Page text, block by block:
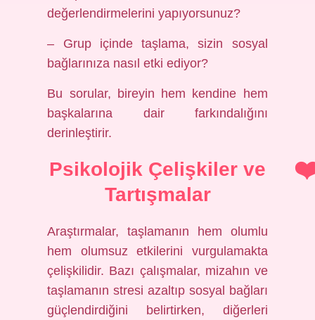
değerlendirmelerini yapıyorsunuz?
– Grup içinde taşlama, sizin sosyal
bağlarınıza nasıl etki ediyor?
Bu sorular, bireyin hem kendine hem
başkalarına dair farkındalığını
derinleştirir.
Psikolojik Çelişkiler ve
Tartışmalar
Araştırmalar, taşlamanın hem olumlu
hem olumsuz etkilerini vurgulamakta
çelişkilidir. Bazı çalışmalar, mizahın ve
taşlamanın stresi azaltıp sosyal bağları
güçlendirdiğini belirtirken, diğerleri